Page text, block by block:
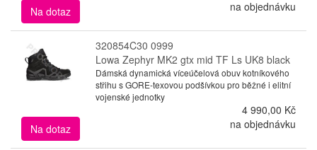
Na dotaz
na objednávku
320854C30 0999
Lowa Zephyr MK2 gtx mid TF Ls UK8 black
Dámská dynamická víceúčelová obuv kotníkového
střihu s GORE-texovou podšívkou pro běžné i elitní
vojenské jednotky
4 990,00 Kč
Na dotaz
na objednávku